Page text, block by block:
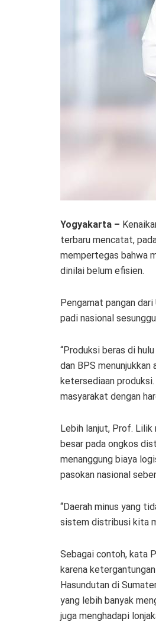
Yogyakarta –
terbaru mencatat,
mempertegas bahwa
dinilai belum efisien.
Pengamat pangan
padi nasional
“Produksi beras di
dan BPS
ketersediaan
masyarakat dengan
Lebih lanjut, Prof.
besar pada ongkos
menanggung biaya
pasokan nasional
“Daerah minus yang
sistem distribusi kita
Sebagai contoh, kata
karena
Hasundutan di
yang lebih banyak
juga menghadapi